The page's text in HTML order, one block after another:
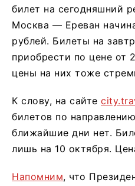
билет на сегодняшний
Москва — Ереван
рублей. Билеты на
приобрести по цене от
цены на них тоже
К слову, на сайте
билетов по
ближайшие дни нет.
лишь на 10 октября.
Напомним, что